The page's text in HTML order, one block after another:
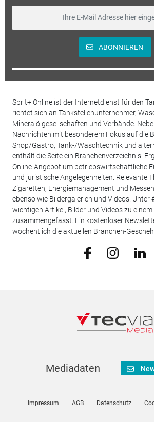
ABONNIEREN
Sprit+ Online ist der Internetdienst für den
richtet sich an Tankstellenunternehmer,
Mineralölgesellschaften und Verbände.
Nachrichten mit besonderem Fokus auf die
Shop/Gastro, Tank-/Waschtechnik und
enthält die Seite ein Branchenverzeichnis.
Online-Angebot um betriebswirtschaftliche
und juristische Angelegenheiten. Relevante
Zigaretten, Energiemanagement und
ebenso wie Bildergalerien und Videos. Unter
wichtigen Artikel, Bilder und Videos zu einem
zusammengefasst. Ein kostenloser
wöchentlich die aktuellen Branchen-
Mediadaten
Impressum AGB Datenschutz